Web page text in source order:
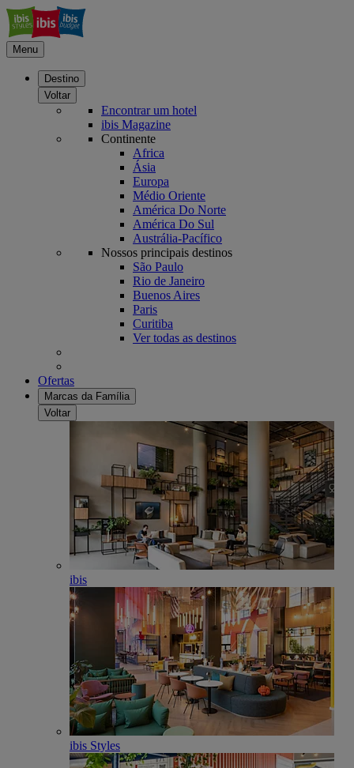
Menu
Destino
Voltar
Encontrar um hotel
ibis Magazine
Continente
Africa
Ásia
Europa
Médio Oriente
América Do Norte
América Do Sul
Austrália-Pacífico
Nossos principais destinos
São Paulo
Rio de Janeiro
Buenos Aires
Paris
Curitiba
Ver todas as destinos
Ofertas
Marcas da Família
Voltar
ibis
ibis Styles